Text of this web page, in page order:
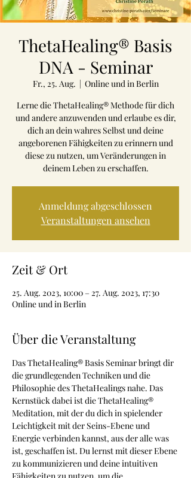
ThetaHealing® Basis
DNA - Seminar
Fr., 25. Aug.
  |
Online und in Berlin
Lerne die ThetaHealing® Methode für dich
und andere anzuwenden und erlaube es dir,
dich an dein wahres Selbst und deine
angeborenen Fähigkeiten zu erinnern und
diese zu nutzen, um Veränderungen in
deinem Leben zu erschaffen.
Anmeldung abgeschlossen
Veranstaltungen ansehen
Zeit & Ort
25. Aug. 2023, 10:00 – 27. Aug. 2023, 17:30
Online und in Berlin
Über die Veranstaltung
Das ThetaHealing® Basis Seminar bringt dir
die grundlegenden Techniken und die
Philosophie des ThetaHealings nahe. Das
Kernstück dabei ist die ThetaHealing®
Meditation, mit der du dich in spielender
Leichtigkeit mit der Seins-Ebene und
Energie verbinden kannst, aus der alle was
ist, geschaffen ist. Du lernst mit dieser Ebene
zu kommunizieren und deine intuitiven